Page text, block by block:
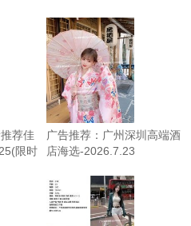
视频)
荐佳
限时
广告推荐：广州深圳高端酒
店海选-2026.7.23